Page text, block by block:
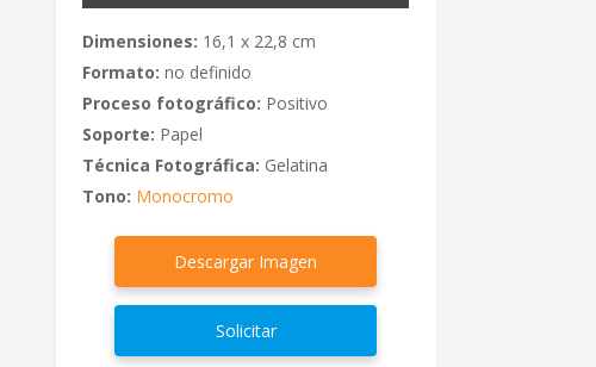
Dimensiones: 16,1 x 22,8 cm
Formato: no definido
Proceso fotográfico: Positivo
Soporte: Papel
Técnica Fotográfica: Gelatina
Tono: Monocromo
Descargar Imagen
Solicitar